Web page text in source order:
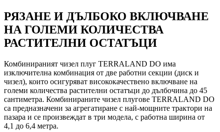
РЯЗАНЕ И ДЪЛБОКО ВКЛЮЧВАНЕ
НА ГОЛЕМИ КОЛИЧЕСТВА
РАСТИТЕЛНИ ОСТАТЪЦИ
Комбинираният чизел плуг TERRALAND DO има
изключителна комбинация от две работни секции (диск и
чизел), които осигуряват висококачествено включване на
големи количества растителни остатъци до дълбочина до 45
сантиметра. Комбинираните чизел плугове TERRALAND DO
са предназначени за агрегатиране с най-мощните трактори на
пазара и се произвеждат в три модела, с работна ширина от
4,1 до 6,4 метра.